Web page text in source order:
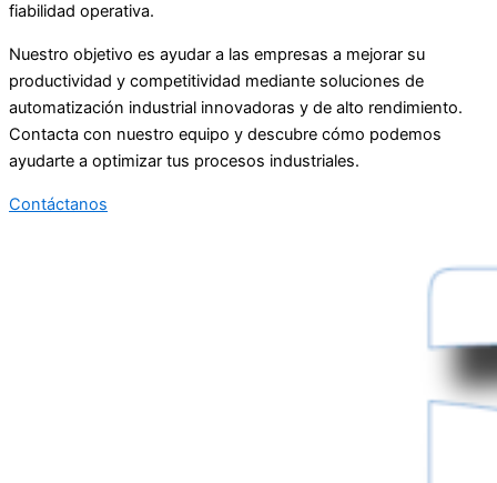
fiabilidad operativa.
Nuestro objetivo es ayudar a las empresas a mejorar su
productividad y competitividad mediante soluciones de
automatización industrial innovadoras y de alto rendimiento.
Contacta con nuestro equipo y descubre cómo podemos
ayudarte a optimizar tus procesos industriales.
Contáctanos